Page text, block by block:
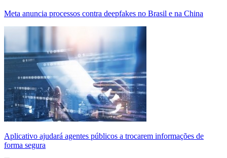
Meta anuncia processos contra deepfakes no Brasil e na China
Aplicativo ajudará agentes públicos a trocarem informações de
forma segura